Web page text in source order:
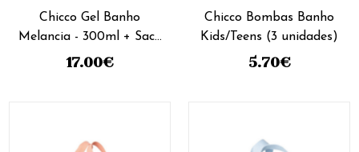
Chicco Gel Banho
Melancia - 300ml + Saco
desporto
17.00€
Chicco Bombas Banho
Kids/Teens (3 unidades)
5.70€